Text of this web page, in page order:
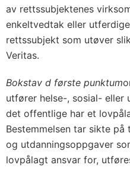
av rettssubjektenes
enkeltvedtak eller
rettssubjekt som utøver
Veritas.
Bokstav d første punktum
utfører helse-, sosial- eller
det offentlige har et
Bestemmelsen tar sikte
og utdanningsoppgaver
lovpålagt ansvar for,